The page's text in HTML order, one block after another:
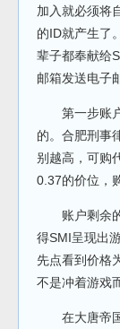
加入就必须将
的ID就产生了
辈子都奉献给
邮箱发送电子
第一步账户
的。合肥刑事
别越高，可购
0.37的价位，
账户剩余的
得SMI呈现出
先点看到价格
不是冲着游戏
在大唐帝国